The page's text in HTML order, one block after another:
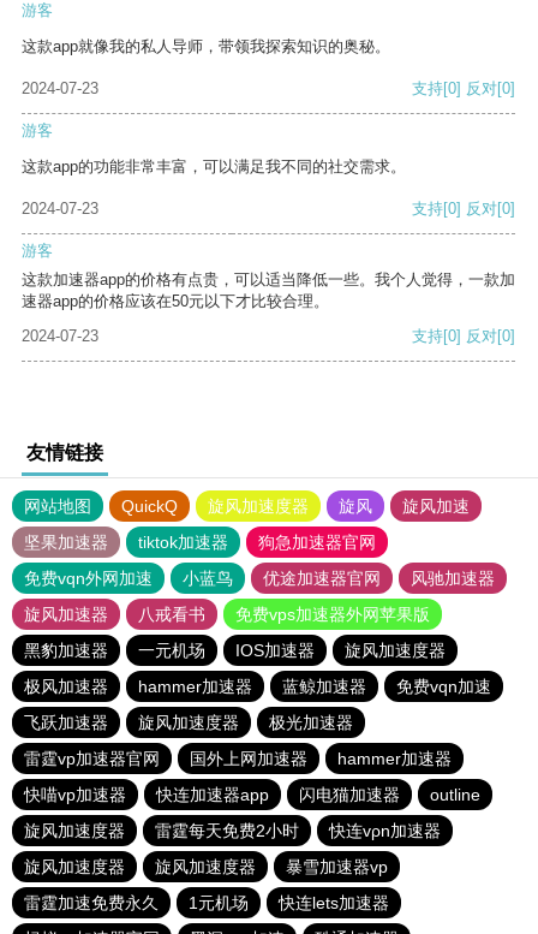
游客
这款app就像我的私人导师，带领我探索知识的奥秘。
2024-07-23 支持[0] 反对[0]
游客
这款app的功能非常丰富，可以满足我不同的社交需求。
2024-07-23 支持[0] 反对[0]
游客
这款加速器app的价格有点贵，可以适当降低一些。我个人觉得，一款加
速器app的价格应该在50元以下才比较合理。
2024-07-23
支持[0] 反对[0]
友情链接
网站地图 QuickQ 旋风加速度器 旋风
旋风加速
坚果加速器
tiktok加速器
狗急加速器官网
免费vqn外网加速
小蓝鸟 优途加速器官网
风驰加速器
旋风加速器
八戒看书
免费vps加速器外网苹果版
黑豹加速器
一元机场 IOS加速器
旋风加速度器
极风加速器
hammer加速器 蓝鲸加速器
免费vqn加速
飞跃加速器
旋风加速度器
极光加速器
雷霆vp加速器官网
国外上网加速器
hammer加速器
快喵vp加速器
快连加速器app 闪电猫加速器
outline
旋风加速度器
雷霆每天免费2小时
快连vρn加速器
旋风加速度器
旋风加速度器
暴雪加速器vp
雷霆加速免费永久
1元机场
快连lets加速器